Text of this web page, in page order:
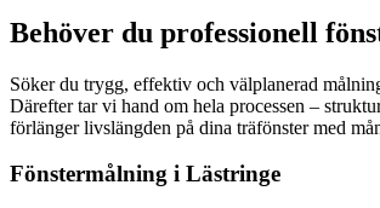
Behöver du professionell
Söker du trygg, effektiv och välplanerad
Därefter tar vi hand om hela processen –
förlänger livslängden på dina träfönster med
Fönstermålning i Lästringe